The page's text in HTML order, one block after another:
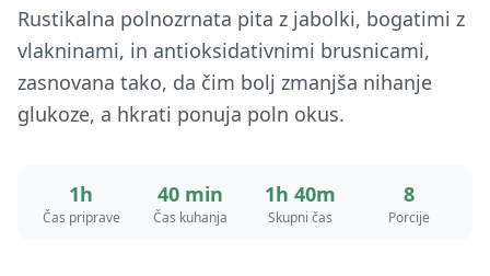
Rustikalna polnozrnata pita z jabolki, bogatimi z
vlakninami, in antioksidativnimi brusnicami,
zasnovana tako, da čim bolj zmanjša nihanje
glukoze, a hkrati ponuja poln okus.
1h
Čas priprave
40 min
Čas kuhanja
1h 40m
Skupni čas
8
Porcije